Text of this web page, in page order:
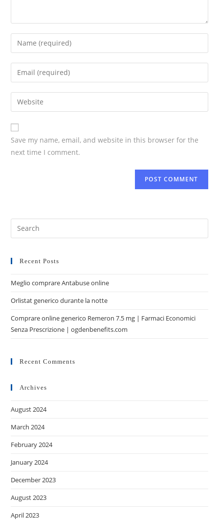
Save my name, email, and website in this browser for the
next time I comment.
Recent Posts
Meglio comprare Antabuse online
Orlistat generico durante la notte
Comprare online generico Remeron 7.5 mg | Farmaci Economici
Senza Prescrizione | ogdenbenefits.com
Recent Comments
Archives
August 2024
March 2024
February 2024
January 2024
December 2023
August 2023
April 2023